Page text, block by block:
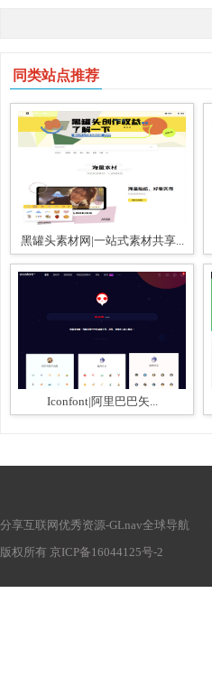
同类站点推荐
黑罐头素材网|一站式素材共享...
Iconfont|阿里巴巴矢...
分享互联网优秀资源-GLnav全球导航
版权所有 京ICP备16044125号-2